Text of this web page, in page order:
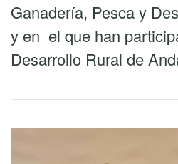
Ganadería, Pesca y
y en el que han
Desarrollo Rural de